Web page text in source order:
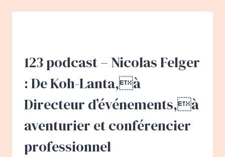
PERON
BONHEUR
VOUS
123 podcast – Nicolas Felger
: De Koh-Lanta,à
Directeur d’événements,à
aventurier et conférencier
professionnel